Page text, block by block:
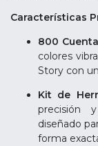
Características
800
colores
Story con
Kit de
precisión
diseñado
forma